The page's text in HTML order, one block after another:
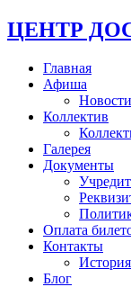
ЦЕНТР
Главная
Афиша
Новости
Коллектив
Галерея
Документы
Оплата
Контакты
История
Блог